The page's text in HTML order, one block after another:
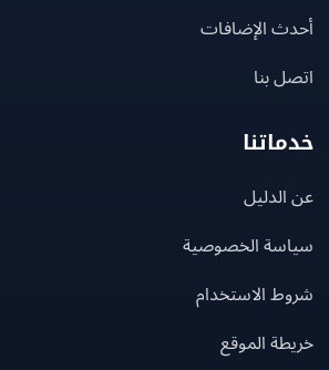
الإضافات
بنا
الخصوصية
الاستخدام
الموقع